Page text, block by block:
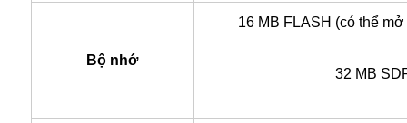
Bộ nhớ
16 MB FLASH (có thể
32 MB